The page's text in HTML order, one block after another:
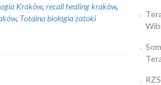
Kraków, recall healing kraków,
, Totalna biologia zatoki